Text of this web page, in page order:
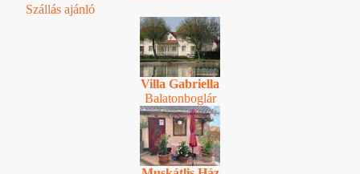
Szállás ajánló
Villa Gabriella
Balatonboglár